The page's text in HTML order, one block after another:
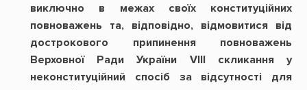
виключно в межах своїх конституційних
повноважень та, відповідно, відмовитися від
дострокового припинення повноважень
Верховної Ради України VIII скликання у
неконституційний спосіб за відсутності для